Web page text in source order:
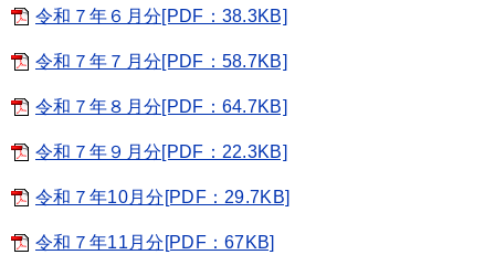
令和７年６月分[PDF：38.3KB]
令和７年７月分[PDF：58.7KB]
令和７年８月分[PDF：64.7KB]
令和７年９月分[PDF：22.3KB]
令和７年10月分[PDF：29.7KB]
令和７年11月分[PDF：67KB]